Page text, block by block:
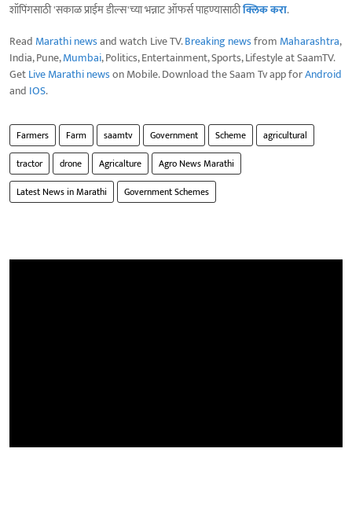
शॉपिंगसाठी 'सकाळ प्राईम डील्स'च्या भन्नाट ऑफर्स पाहण्यासाठीक्लिक करा.
Read Marathi newsand watch Live TV.Breaking newsfrom Maharashtra,
India, Pune,Mumbai, Politics, Entertainment, Sports, Lifestyle at SaamTV.
GetLive Marathi newson Mobile. Download the Saam Tv app forAndroid
and IOS.
Farmers Farm saamtv Government Scheme
agricultural
tractor
drone Agricalture
Agro News Marathi
Latest News in Marathi
Government Schemes